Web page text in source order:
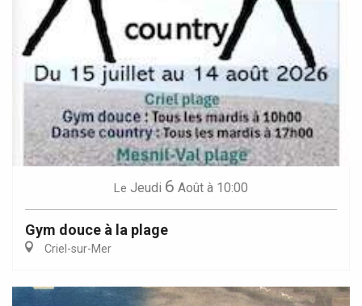
Le Jeudi 6 Août à 10:00
Gym douce à la plage
Criel-sur-Mer